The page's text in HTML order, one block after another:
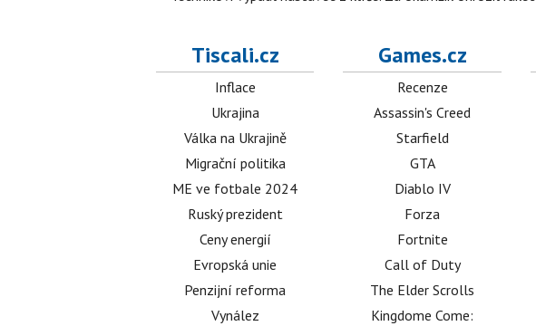
Tiscali.cz
Inflace
Ukrajina
Válka na Ukrajině
Migrační politika
ME ve fotbale 2024
Ruský prezident
Ceny energií
Evropská unie
Penzijní reforma
Vynález
Games.cz
Recenze
Assassin's Creed
Starfield
GTA
Diablo IV
Forza
Fortnite
Call of Duty
The Elder Scrolls
Kingdome Come: